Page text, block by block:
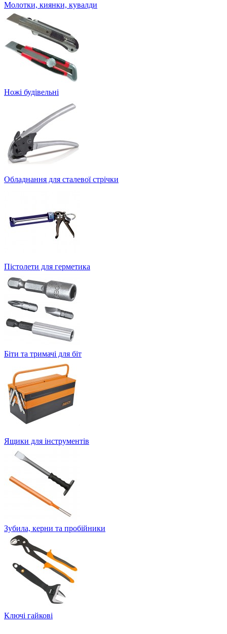
Молотки, киянки, кувалди
Ножі будівельні
Обладнання для сталевої стрічки
Пістолети для герметика
Біти та тримачі для біт
Ящики для інструментів
Зубила, керни та пробійники
Ключі гайкові